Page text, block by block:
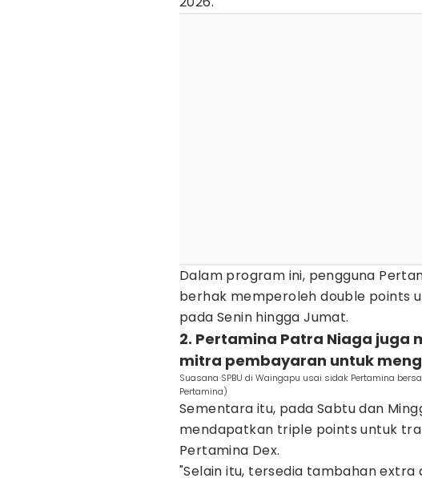
Dalam program ini, pengguna
berhak memperoleh double points
pada Senin hingga Jumat.
2. Pertamina Patra Niaga juga
mitra pembayaran untuk
Suasana SPBU di Waingapu usai sidak Pertamina
Pertamina)
Sementara itu, pada Sabtu dan
mendapatkan triple points untuk
Pertamina Dex.
"Selain itu, tersedia tambahan